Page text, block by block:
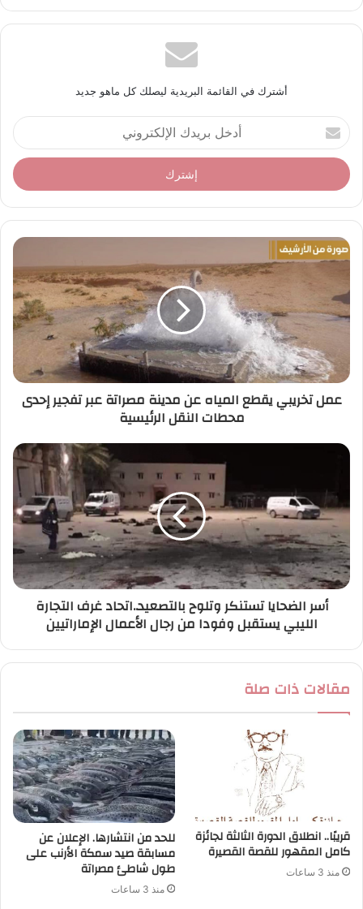
أشترك في القائمة البريدية ليصلك كل ماهو جديد
أ
د
خ
ل
ر
د
ك
ا
ل
إ
ر
عمل تخريبي يقطع المياه عن مدينة مصراتة عبر تفجير إحدى
محطات النقل الرئيسية
أسر الضحايا تستنكر وتلوح بالتصعيد..اتحاد غرف التجارة
الليبي يستقبل وفودا من رجال الأعمال الإماراتيين
مقالات ذات صلة
قريبًا.. انطلاق الدورة الثالثة لجائزة
كامل المقهور للقصة القصيرة
منذ 3 ساعات
للحد من انتشارها. الإعلان عن
مسابقة صيد سمكة الأرنب على
طول شاطئ مصراتة
منذ 3 ساعات